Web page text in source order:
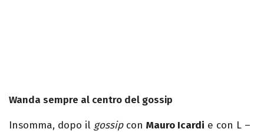
Wanda sempre al centro del gossip
Insomma, dopo il gossipcon Mauro Icardi e con L –